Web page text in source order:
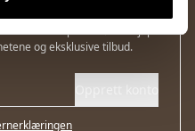
10 % rabatt på ditt første kjøp
og eksklusive tilbud.